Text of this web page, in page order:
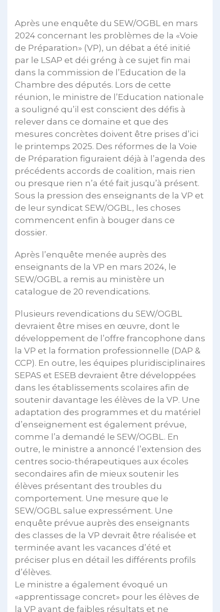
Après une enquête du SEW/OGBL en mars
2024 concernant les problèmes de la «Voie
de Préparation» (VP), un débat a été initié
par le LSAP et déi gréng à ce sujet fin mai
dans la commission de l’Education de la
Chambre des députés. Lors de cette
réunion, le ministre de l’Education nationale
a souligné qu’il est conscient des défis à
relever dans ce domaine et que des
mesures concrètes doivent être prises d’ici
le printemps 2025. Des réformes de la Voie
de Préparation figuraient déjà à l’agenda des
précédents accords de coalition, mais rien
ou presque rien n’a été fait jusqu’à présent.
Sous la pression des enseignants de la VP et
de leur syndicat SEW/OGBL, les choses
commencent enfin à bouger dans ce
dossier.
Après l’enquête menée auprès des
enseignants de la VP en mars 2024, le
SEW/OGBL a remis au ministère un
catalogue de 20 revendications.
Plusieurs revendications du SEW/OGBL
devraient être mises en œuvre, dont le
développement de l’offre francophone dans
la VP et la formation professionnelle (DAP &
CCP). En outre, les équipes pluridisciplinaires
SEPAS et ESEB devraient être développées
dans les établissements scolaires afin de
soutenir davantage les élèves de la VP. Une
adaptation des programmes et du matériel
d’enseignement est également prévue,
comme l’a demandé le SEW/OGBL. En
outre, le ministre a annoncé l’extension des
centres socio-thérapeutiques aux écoles
secondaires afin de mieux soutenir les
élèves présentant des troubles du
comportement. Une mesure que le
SEW/OGBL salue expressément. Une
enquête prévue auprès des enseignants
des classes de la VP devrait être réalisée et
terminée avant les vacances d’été et
préciser plus en détail les différents profils
d’élèves.
Le ministre a également évoqué un
«apprentissage concret» pour les élèves de
la VP ayant de faibles résultats et ne